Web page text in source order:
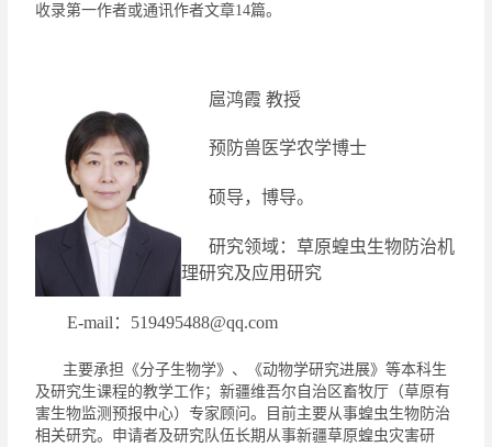
收录第一作者或通讯作者文章14篇。
扈鸿霞 教授
预防兽医学农学博士
硕导，博导。
研究领域：草原蝗虫生物防治机
理研究及应用研究
E-mail ： 519495488@qq.com
主要承担《分子生物学》、《动物学研究进展》等本科生
及研究生课程的教学工作；新疆维吾尔自治区畜牧厅（草原有
害生物监测预报中心）专家顾问。目前主要从事蝗虫生物防治
相关研究。 申请者及研究队伍长期从事新疆草原蝗虫灾害研